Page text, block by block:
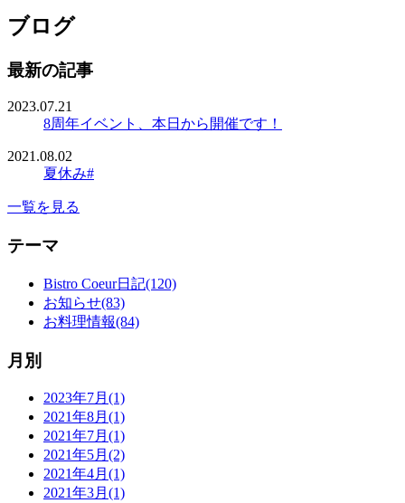
ブログ
最新の記事
2023.07.21
8周年イベント、本日から開催です！
2021.08.02
夏休み#
一覧を見る
テーマ
Bistro Coeur日記(120)
お知らせ(83)
お料理情報(84)
月別
2023年7月(1)
2021年8月(1)
2021年7月(1)
2021年5月(2)
2021年4月(1)
2021年3月(1)